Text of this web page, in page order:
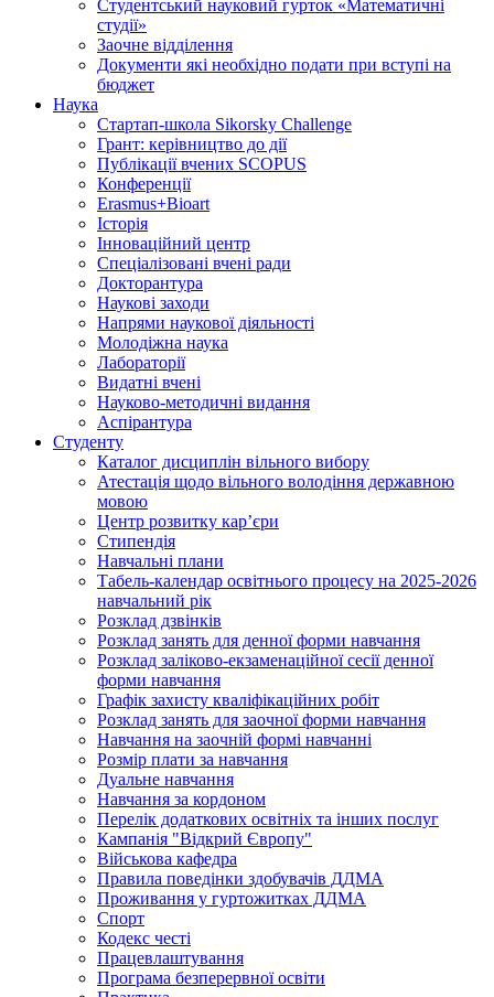
Студентський науковий гурток «Математичні
студії»
Заочне відділення
Документи які необхідно подати при вступі на
бюджет
Наука
Стартап-школа Sikorsky Challenge
Грант: керівництво до дії
Публікації вчених SCOPUS
Конференції
Erasmus+Bioart
Історія
Інноваційний центр
Спеціалізовані вчені ради
Докторантура
Наукові заходи
Напрями наукової діяльності
Молодіжна наука
Лабораторії
Видатні вчені
Науково-методичні видання
Аспірантура
Студенту
Каталог дисциплін вільного вибору
Атестація щодо вільного володіння державною
мовою
Центр розвитку кар’єри
Стипендія
Навчальні плани
Табель-календар освітнього процесу на 2025-2026
навчальний рік
Розклад дзвінків
Розклад занять для денної форми навчання
Розклад заліково-екзаменаційної сесії денної
форми навчання
Графік захисту кваліфікаційних робіт
Розклад занять для заочної форми навчання
Навчання на заочній формі навчанні
Розмір плати за навчання
Дуальне навчання
Навчання за кордоном
Перелік додаткових освітніх та інших послуг
Кампанія "Відкрий Європу"
Військова кафедра
Правила поведінки здобувачів ДДМА
Проживання у гуртожитках ДДМА
Спорт
Кодекс честі
Працевлаштування
Програма безперервної освіти